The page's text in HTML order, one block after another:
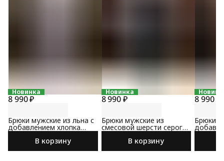
Новинка
8 990 ₽
Брюки мужские из льна с
добавлением хлопка
светло-серого цвета
В корзину
Новинка
8 990 ₽
Брюки мужские из
смесовой шерсти серого
цвета
В корзину
8 990 ₽
Брюки